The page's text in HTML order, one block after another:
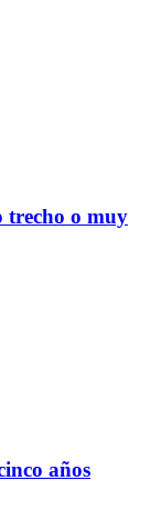
trecho o muy
años